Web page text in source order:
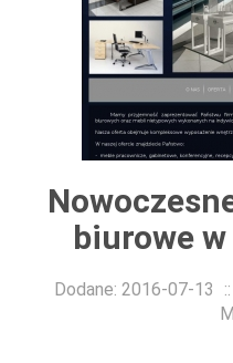
biurowe
Dodane: 2016-07-13 ::